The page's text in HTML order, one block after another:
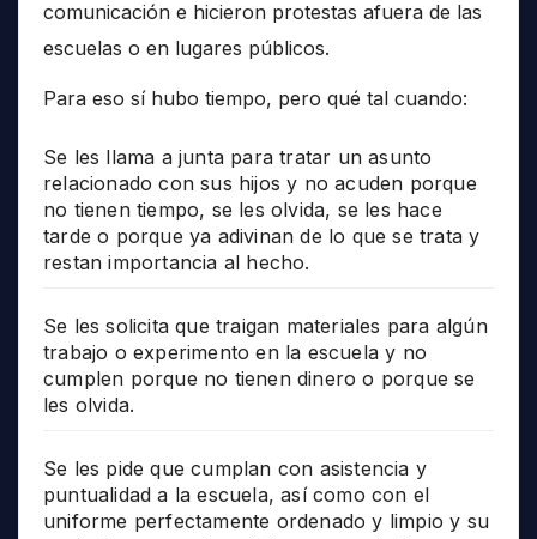
comunicación e hicieron protestas afuera de las
escuelas o en lugares públicos.
Para eso sí hubo tiempo, pero qué tal cuando:
Se les llama a junta para tratar un asunto
relacionado con sus hijos y no acuden porque
no tienen tiempo, se les olvida, se les hace
tarde o porque ya adivinan de lo que se trata y
restan importancia al hecho.
Se les solicita que traigan materiales para algún
trabajo o experimento en la escuela y no
cumplen porque no tienen dinero o porque se
les olvida.
Se les pide que cumplan con asistencia y
puntualidad a la escuela, así como con el
uniforme perfectamente ordenado y limpio y su